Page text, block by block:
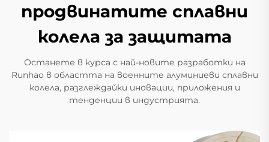
продвинатите сплавни
колела за защитата
Останете в курса с най-новите разработки на
Runhao в областта на военните алуминиеви сплавни
колела, разглеждайки иновации, приложения и
тенденции в индустрията.